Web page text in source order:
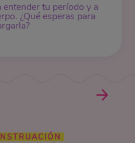
entender tu período y a
¿Qué esperas para